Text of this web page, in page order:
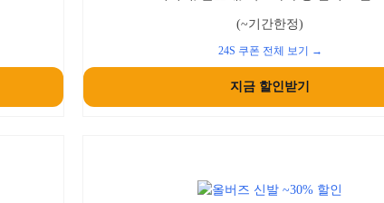
(~기간한정)
24S 쿠폰 전체 보기 →
지금 할인받기